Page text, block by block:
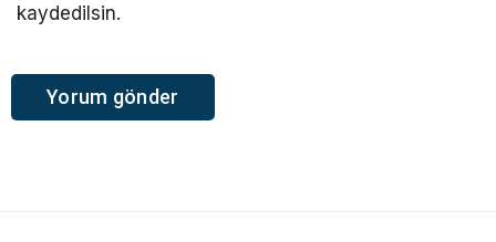
kaydedilsin.